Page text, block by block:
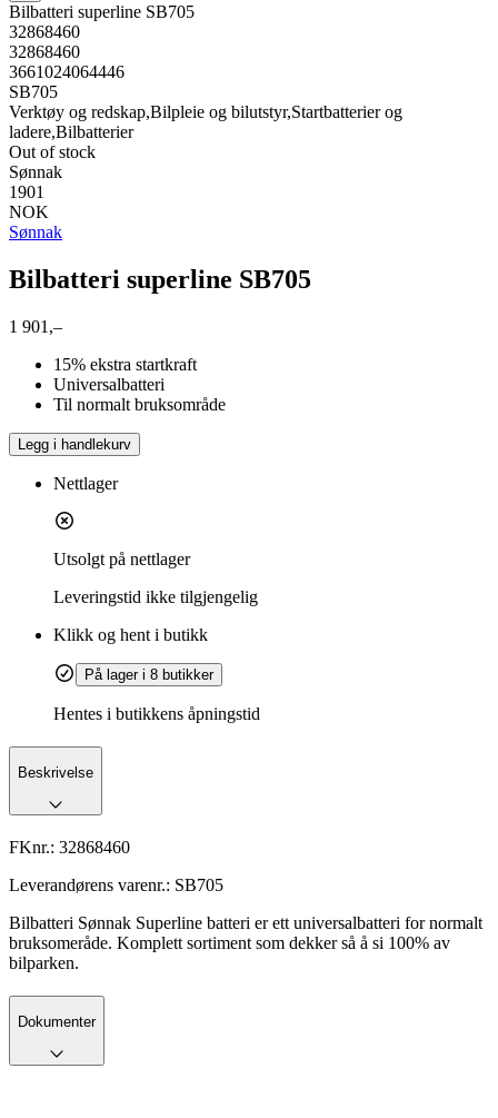
Bilbatteri superline SB705
32868460
32868460
3661024064446
SB705
Verktøy og redskap,Bilpleie og bilutstyr,Startbatterier og
ladere,Bilbatterier
Out of stock
Sønnak
1901
NOK
Sønnak
Bilbatteri superline SB705
1 901,–
15% ekstra startkraft
Universalbatteri
Til normalt bruksområde
Legg i handlekurv
Nettlager
Utsolgt på nettlager
Leveringstid ikke tilgjengelig
Klikk og hent i butikk
På lager i 8 butikker
Hentes i butikkens åpningstid
Beskrivelse
FKnr.: 32868460
Leverandørens varenr.: SB705
Bilbatteri Sønnak Superline batteri er ett universalbatteri for normalt
bruksomeråde. Komplett sortiment som dekker så å si 100% av
bilparken.
Dokumenter